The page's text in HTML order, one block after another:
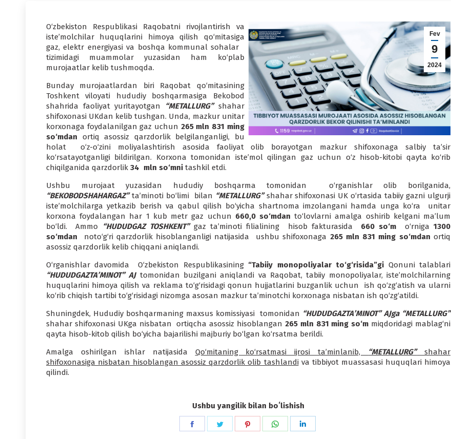
Fev
9
2024
O‘zbekiston Respublikasi Raqobatni rivojlantirish va
iste’molchilar huquqlarini himoya qilish qo‘mitasiga
gaz, elektr energiyasi va boshqa kommunal sohalar
tizimidagi muammolar yuzasidan ham ko‘plab
murojaatlar kelib tushmoqda.
Bunday murojaatlardan biri Raqobat qo‘mitasining
Toshkent viloyati hududiy boshqarmasiga Bekobod
shahrida faoliyat yuritayotgan
“METALLURG”shahar
shifoxonasi UKdan kelib tushgan. Unda, mazkur unitar
korxonaga foydalanilgan gaz uchun 265 mln 831 ming
so‘mdan ortiq asossiz qarzdorlik belgilanganligi, bu
holat o‘z-o‘zini moliyalashtirish asosida faoliyat olib borayotgan mazkur shifoxonaga salbiy ta’sir
ko‘rsatayotganligi bildirilgan. Korxona tomonidan iste’mol qilingan gaz uchun o‘z hisob-kitobi qayta ko‘rib
chiqilganida qarzdorlik 34 mln so‘mni tashkil etdi.
Ushbu murojaat yuzasidan hududiy boshqarma tomonidan o‘rganishlar olib borilganida,
“BEKOBODSHAHARGAZ”ta’minoti bo‘limi bilan “METALLURG”shahar shifoxonasi UK o‘rtasida tabiiy gazni ulgurji
iste’molchilarga yetkazib berish va qabul qilish bo‘yicha shartnoma imzolangani hamda unga ko‘ra unitar
korxona foydalangan har 1 kub metr gaz uchun 660,0 so‘mdan to‘lovlarni amalga oshirib kelgani ma’lum
bo‘ldi. Ammo
“HUDUDGAZ TOSHKENT”gaz ta’minoti filialining hisob fakturasida 660 so‘m o‘rniga 1300
so‘mdan noto‘g‘ri qarzdorlik hisoblanganligi natijasida ushbu shifoxonaga 265 mln 831 ming so‘mdan ortiq
asossiz qarzdorlik kelib chiqqani aniqlandi.
O‘rganishlar davomida O‘zbekiston Respublikasining “Tabiiy monopoliyalar to‘g‘risida”gi Qonuni talablari
“HUDUDGAZTA’MINOT” AJtomonidan buzilgani aniqlandi va Raqobat, tabiiy monopoliyalar, iste’molchilarning
huquqlarini himoya qilish va reklama to‘g‘risidagi qonun hujjatlarini buzganlik uchun ish qo‘zg‘atish va ularni
ko‘rib chiqish tartibi to‘g‘risidagi nizomga asosan mazkur ta’minotchi korxonaga nisbatan ish qo‘zg‘atildi.
Shuningdek, Hududiy boshqarmaning maxsus komissiyasi tomonidan “HUDUDGAZTA’MINOT” AJga “METALLURG”
shahar shifoxonasi UKga nisbatan ortiqcha asossiz hisoblangan 265 mln 831 ming so‘m miqdoridagi mablag‘ni
qayta hisob-kitob qilish bo‘yicha bajarilishi majburiy bo‘lgan ko‘rsatma berildi.
Amalga oshirilgan ishlar natijasida Qo‘mitaning ko‘rsatmasi ijrosi ta’minlanib, “METALLURG”shahar
shifoxonasiga nisbatan hisoblangan asossiz qarzdorlik olib tashlandiva tibbiyot muassasasi huquqlari himoya
qilindi.
Ushbu yangilik bilan boʻlishish
Share
Share
Share
Share